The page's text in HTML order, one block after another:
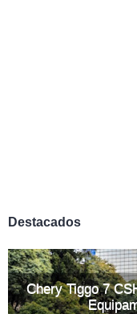
Destacados
Chery Tiggo 7